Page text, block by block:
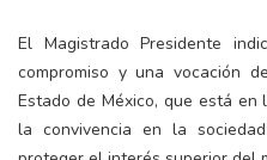
El Magistrado Presidente
compromiso y una vocación
Estado de México, que está
la convivencia en la